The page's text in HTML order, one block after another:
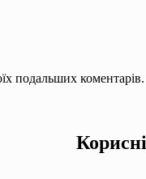
подальших коментарів.